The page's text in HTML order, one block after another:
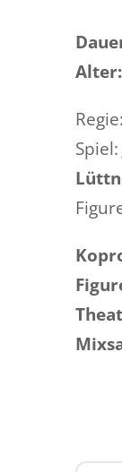
Alter:
Regie:
Spiel: